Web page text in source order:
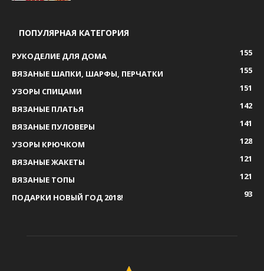
ПОПУЛЯРНАЯ КАТЕГОРИЯ
РУКОДЕЛИЕ ДЛЯ ДОМА
155
ВЯЗАНЫЕ ШАПКИ, ШАРФЫ, ПЕРЧАТКИ
155
УЗОРЫ СПИЦАМИ
151
ВЯЗАНЫЕ ПЛАТЬЯ
142
ВЯЗАНЫЕ ПУЛОВЕРЫ
141
УЗОРЫ КРЮЧКОМ
128
ВЯЗАНЫЕ ЖАКЕТЫ
121
ВЯЗАНЫЕ ТОПЫ
121
ПОДАРКИ НОВЫЙ ГОД 2018!
93